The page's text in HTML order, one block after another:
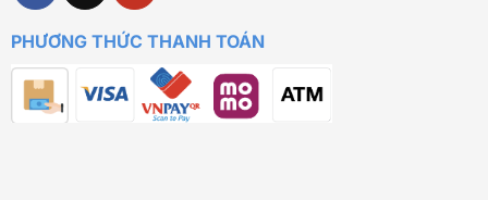
PHƯƠNG THỨC THANH TOÁN